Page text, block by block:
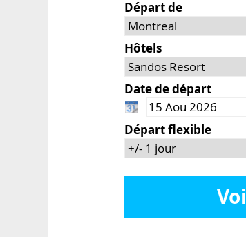
Départ de
Hôtels
Date de départ
Départ flexible